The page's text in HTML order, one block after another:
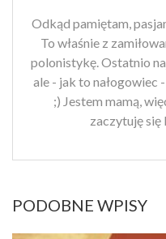
Odkąd pamiętam,
To właśnie z
polonistykę. Ostatnio
ale - jak to nałogowiec
;) Jestem mamą,
zaczytuję
PODOBNE WPISY